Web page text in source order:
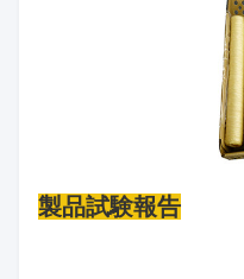
製品試験報告